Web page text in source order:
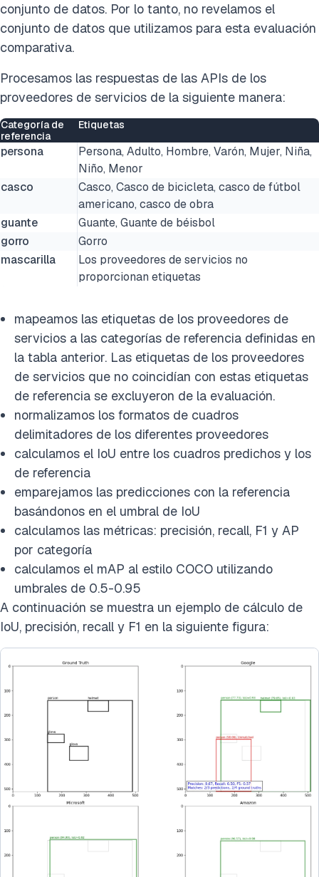
conjunto de datos. Por lo tanto, no revelamos el
conjunto de datos que utilizamos para esta evaluación
comparativa.
Procesamos las respuestas de las APIs de los
proveedores de servicios de la siguiente manera:
Categoría de
referencia
Etiquetas
persona
Persona, Adulto, Hombre, Varón, Mujer, Niña,
Niño, Menor
casco
Casco, Casco de bicicleta, casco de fútbol
americano, casco de obra
guante
Guante, Guante de béisbol
gorro
Gorro
mascarilla
Los proveedores de servicios no
proporcionan etiquetas
mapeamos las etiquetas de los proveedores de
servicios a las categorías de referencia definidas en
la tabla anterior. Las etiquetas de los proveedores
de servicios que no coincidían con estas etiquetas
de referencia se excluyeron de la evaluación.
normalizamos los formatos de cuadros
delimitadores de los diferentes proveedores
calculamos el IoU entre los cuadros predichos y los
de referencia
emparejamos las predicciones con la referencia
basándonos en el umbral de IoU
calculamos las métricas: precisión, recall, F1 y AP
por categoría
calculamos el mAP al estilo COCO utilizando
umbrales de 0.5-0.95
A continuación se muestra un ejemplo de cálculo de
IoU, precisión, recall y F1 en la siguiente figura: